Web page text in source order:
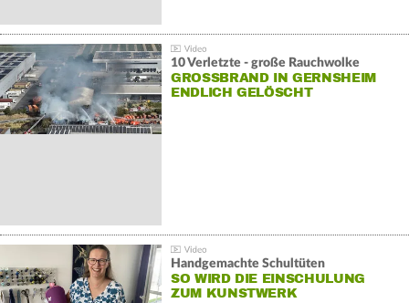
10 Verletzte - große Rauchwolke
GROSSBRAND IN GERNSHEIM E
NDLICH GELÖSCHT
Handgemachte Schultüten
SO WIRD DIE EINSCHULUNG
ZUM KUNSTWERK